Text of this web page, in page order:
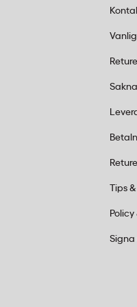
mjuka
Hur
stycken
Tips
Policy
Signa